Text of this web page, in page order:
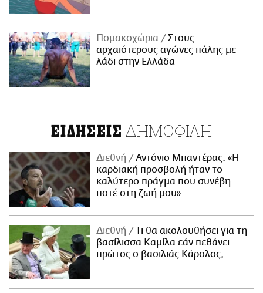
Πομακοχώρια
Στους
αρχαιότερους αγώνες πάλης με
λάδι στην Ελλάδα
ΕΙΔΗΣΕΙΣ ΔΗΜΟΦΙΛΗ
Διεθνή
Αντόνιο Μπαντέρας: «Η
καρδιακή προσβολή ήταν το
καλύτερο πράγμα που συνέβη
ποτέ στη ζωή μου»
Διεθνή
Τι θα ακολουθήσει για τη
βασίλισσα Καμίλα εάν πεθάνει
πρώτος ο βασιλιάς Κάρολος;